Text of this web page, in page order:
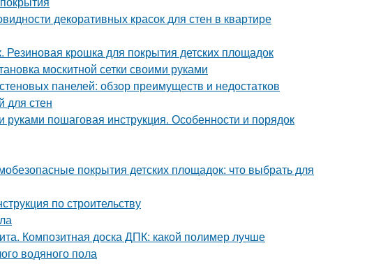
декоративных красок для стен в квартире
крошка для покрытия детских площадок
москитной сетки своими руками
панелей: обзор преимуществ и недостатков
для стен
пошаговая инструкция. Особенности и порядок
покрытия детских площадок: что выбрать для
по строительству
Композитная доска ДПК: какой полимер лучше
водяного пола